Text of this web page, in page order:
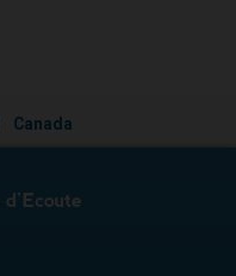
Canada